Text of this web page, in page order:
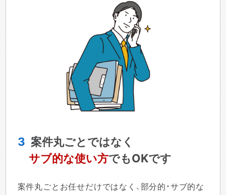
3 案件丸ごとではなく
サブ的な使い方でもOKです
案件丸ごとお任せだけではなく、部分的・サブ的な